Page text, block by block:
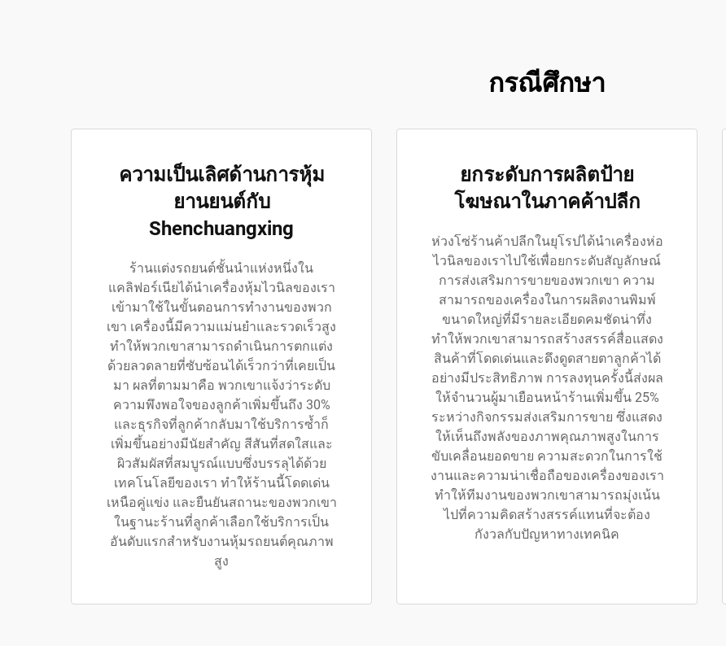
กรณีศึกษา
ความเป็นเลิศด้านการหุ้ม
ยานยนต์กับ
Shenchuangxing
ร้านแต่งรถยนต์ชั้นนำแห่งหนึ่งใน
แคลิฟอร์เนียได้นำเครื่องหุ้มไวนิลของเรา
เข้ามาใช้ในขั้นตอนการทำงานของพวก
เขา เครื่องนี้มีความแม่นยำและรวดเร็วสูง
ทำให้พวกเขาสามารถดำเนินการตกแต่ง
ด้วยลวดลายที่ซับซ้อนได้เร็วกว่าที่เคยเป็น
มา ผลที่ตามมาคือ พวกเขาแจ้งว่าระดับ
ความพึงพอใจของลูกค้าเพิ่มขึ้นถึง 30%
และธุรกิจที่ลูกค้ากลับมาใช้บริการซ้ำก็
เพิ่มขึ้นอย่างมีนัยสำคัญ สีสันที่สดใสและ
ผิวสัมผัสที่สมบูรณ์แบบซึ่งบรรลุได้ด้วย
เทคโนโลยีของเรา ทำให้ร้านนี้โดดเด่น
เหนือคู่แข่ง และยืนยันสถานะของพวกเขา
ในฐานะร้านที่ลูกค้าเลือกใช้บริการเป็น
อันดับแรกสำหรับงานหุ้มรถยนต์คุณภาพ
สูง
ยกระดับการผลิตป้าย
โฆษณาในภาคค้าปลีก
ห่วงโซ่ร้านค้าปลีกในยุโรปได้นำเครื่องห่อ
ไวนิลของเราไปใช้เพื่อยกระดับสัญลักษณ์
การส่งเสริมการขายของพวกเขา ความ
สามารถของเครื่องในการผลิตงานพิมพ์
ขนาดใหญ่ที่มีรายละเอียดคมชัดน่าทึ่ง
ทำให้พวกเขาสามารถสร้างสรรค์สื่อแสดง
สินค้าที่โดดเด่นและดึงดูดสายตาลูกค้าได้
อย่างมีประสิทธิภาพ การลงทุนครั้งนี้ส่งผล
ให้จำนวนผู้มาเยือนหน้าร้านเพิ่มขึ้น 25%
ระหว่างกิจกรรมส่งเสริมการขาย ซึ่งแสดง
ให้เห็นถึงพลังของภาพคุณภาพสูงในการ
ขับเคลื่อนยอดขาย ความสะดวกในการใช้
งานและความน่าเชื่อถือของเครื่องของเรา
ทำให้ทีมงานของพวกเขาสามารถมุ่งเน้น
ไปที่ความคิดสร้างสรรค์แทนที่จะต้อง
กังวลกับปัญหาทางเทคนิค